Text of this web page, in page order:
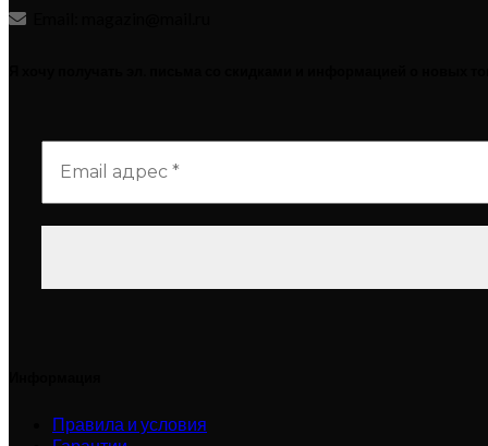
Правила и условия